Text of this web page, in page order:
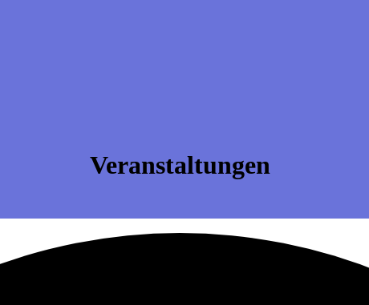
Veranstaltungen